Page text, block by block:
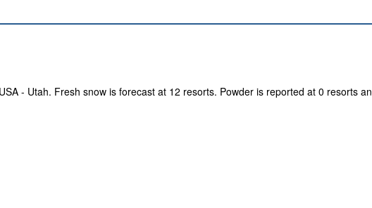
- Utah. Fresh snow is forecast at 12 resorts. Powder is reported at 0 resorts